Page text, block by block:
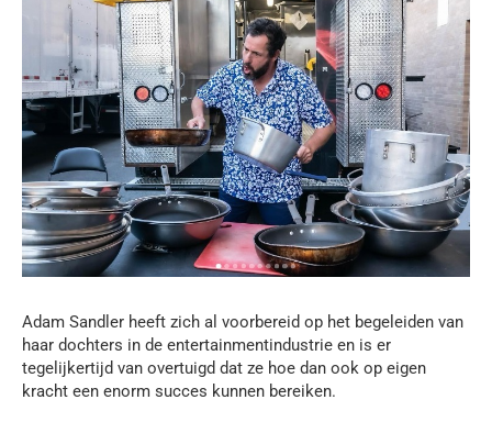
Adam Sandler heeft zich al voorbereid op het begeleiden van
haar dochters in de entertainmentindustrie en is er
tegelijkertijd van overtuigd dat ze hoe dan ook op eigen
kracht een enorm succes kunnen bereiken.